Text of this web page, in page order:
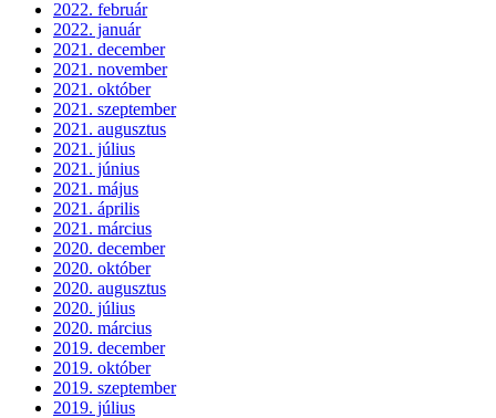
2022. február
2022. január
2021. december
2021. november
2021. október
2021. szeptember
2021. augusztus
2021. július
2021. június
2021. május
2021. április
2021. március
2020. december
2020. október
2020. augusztus
2020. július
2020. március
2019. december
2019. október
2019. szeptember
2019. július